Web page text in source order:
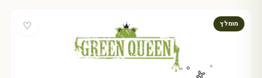
מומלץ ♡